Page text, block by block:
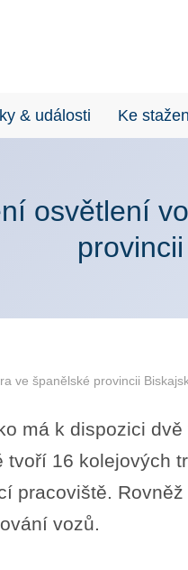
& události Ke
osvětlení
ve španělské provincii
má k dispozici
tvoří 16 kolejových
pracoviště.
vozů.